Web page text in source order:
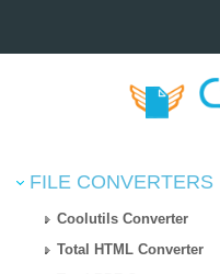
FILE CONVERTERS
Coolutils Converter
Total HTML Converter